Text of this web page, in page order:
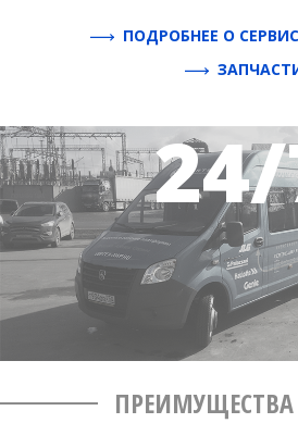
ПОДРОБНЕЕ О
ПРЕИМУЩЕСТВА